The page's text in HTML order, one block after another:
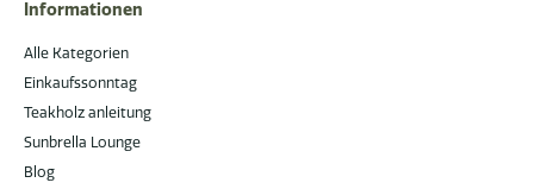
Informationen
Alle Kategorien
Einkaufssonntag
Teakholz anleitung
Sunbrella Lounge
Blog